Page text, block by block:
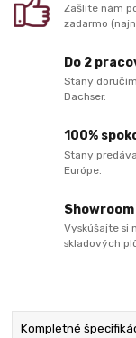
Zašlite nám
zadarmo
Do 2
Stany
Dachser.
100%
Stany
Európe.
Showroom
Vyskúšajte si
skladových
Kompletné